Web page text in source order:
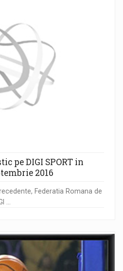
pe DIGI SPORT in
2016
Federatia Romana de
...